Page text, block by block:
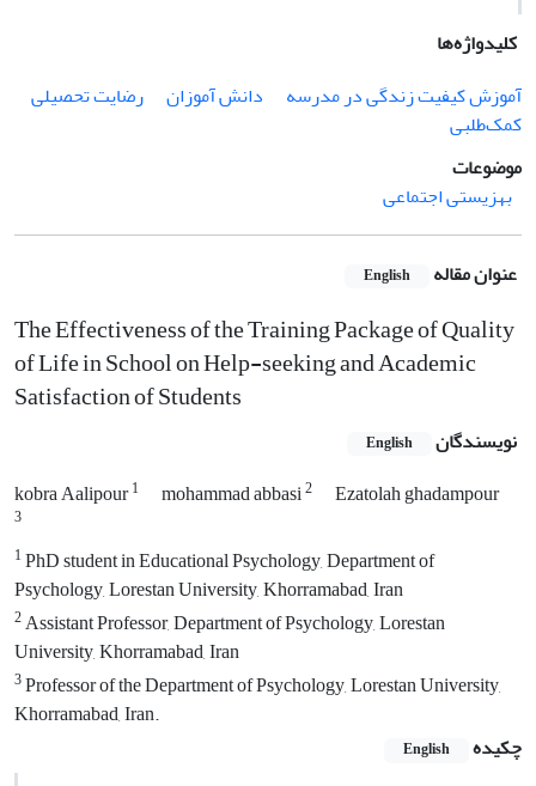
کلیدواژه‌ها
آموزش کیفیت زندگی در مدرسه
دانش آموزان
رضایت تحصیلی
کمک‌طلبی
موضوعات
بهزیستی اجتماعی
عنوان مقاله English
The Effectiveness of the Training Package of Quality
of Life in School on Help-seeking and Academic
Satisfaction of Students
نویسندگان English
kobra Aalipour1 mohammad abbasi2 Ezatolah ghadampour
3
1PhD student in Educational Psychology, Department of
Psychology, Lorestan University, Khorramabad, Iran
2Assistant Professor, Department of Psychology, Lorestan
University, Khorramabad, Iran
3Professor of the Department of Psychology, Lorestan University,
Khorramabad, Iran.
چکیده
English